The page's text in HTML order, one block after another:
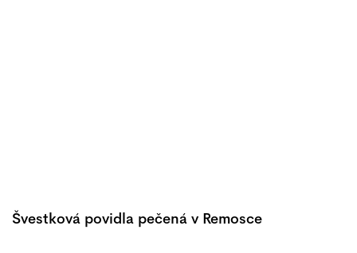
Švestková povidla pečená v Remosce